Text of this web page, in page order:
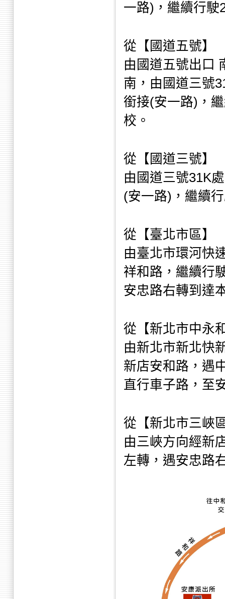
一路)，繼續行駛
從【國道五號】
由國道五號出口
南，由國道三號
銜接(安一路)，
校。
從【國道三號】
由國道三號31K
(安一路)，繼續
從【臺北市區】
由臺北市環河快
祥和路，繼續行
安忠路右轉到達
從【新北市中永
由新北市新北快
新店安和路，遇
直行車子路，至
從【新北市三峽
由三峽方向經新
左轉，遇安忠路